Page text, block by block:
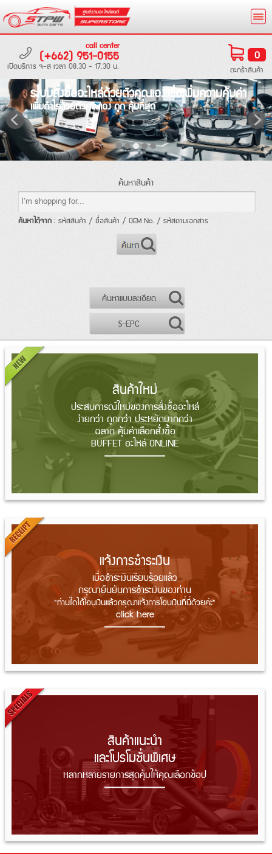
call center
(+662) 951-0155
เปิดบริการ จ-ส เวลา 08.30 - 17.30 น.
0
ตะกร้าสินค้า
ระบบสั่งซื้ออะไหล่ด้วยตัวคุณเองเพื่อเพิ่มความคุ้มค่า
เพิ่มกำไรด้วยตัวคุณเอง ถูก คุ้มที่สุด
ค้นหาสินค้า
ค้นหาได้จาก: รหัสสินค้า / ชื่อสินค้า / OEM No. / รหัสตามเอกสาร
ค้นหาแบบละเอียด
S-EPC
สินค้าใหม่
ประสบการณ์ใหม่ของการสั่งซื้ออะไหล่
ง่ายกว่า ถูกกว่า ประหยัดมากกว่า
ฉลาด คุ้มค่าเลือกสั่งซื้อ
BUFFET อะไหล่ ONLINE
แจ้งการชำระเงิน
เมื่อชำระเงินเรียบร้อยแล้ว
กรุณายืนยันการชำระเงินของท่าน
"ท่านใดได้โอนเงินแล้วกรุณาแจ้งการโอนเงินที่นี่ด้วยค่ะ"
click here
สินค้าแนะนำ
และโปรโมชั่นพิเศษ
หลากหลายรายการสุดคุ้มให้คุณเลือกช้อป